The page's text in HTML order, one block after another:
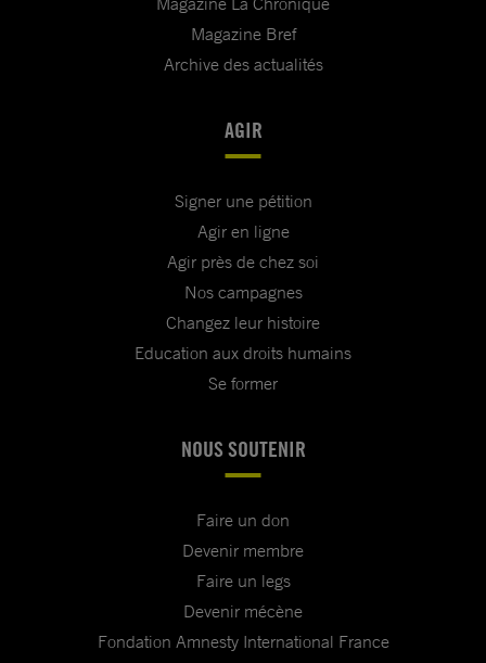
Magazine Bref
Archive des actualités
AGIR
Signer une pétition
Agir en ligne
Agir près de chez soi
Nos campagnes
Changez leur histoire
Education aux droits humains
Se former
NOUS SOUTENIR
Faire un don
Devenir membre
Faire un legs
Devenir mécène
Fondation Amnesty International France